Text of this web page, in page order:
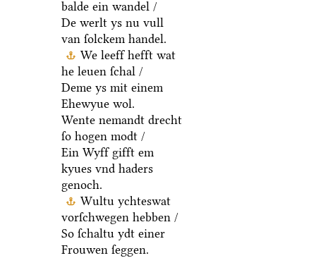
balde ein wandel /
De werlt ys nu vull
van ſolckem handel.
We leeff hefft wat
he leuen ſchal /
Deme ys mit einem
Ehewyue wol.
Wente nemandt drecht
ſo hogen modt /
Ein Wyff gifft em
kyues vnd haders
genoch.
Wultu ychteswat
vorſchwegen hebben /
So ſchaltu ydt einer
Frouwen ſeggen.